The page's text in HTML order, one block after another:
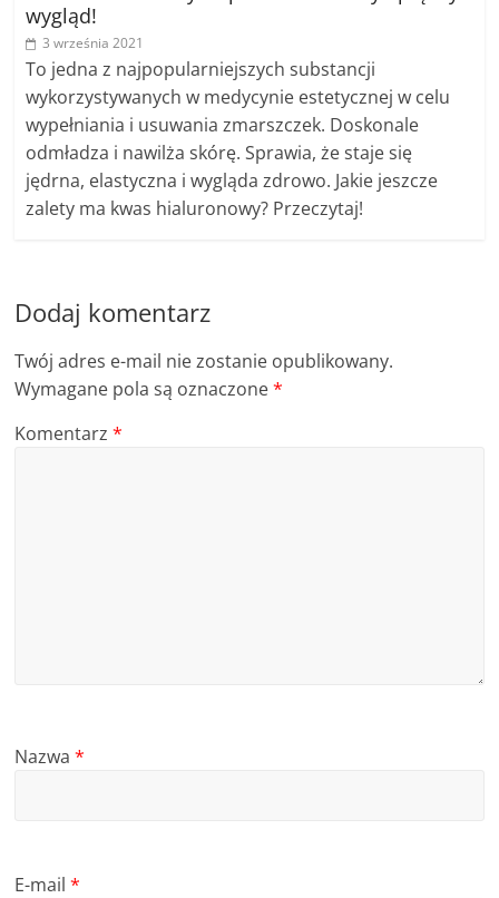
wygląd!
3 września 2021
To jedna z najpopularniejszych substancji
wykorzystywanych w medycynie estetycznej w celu
wypełniania i usuwania zmarszczek. Doskonale
odmładza i nawilża skórę. Sprawia, że staje się
jędrna, elastyczna i wygląda zdrowo. Jakie jeszcze
zalety ma kwas hialuronowy? Przeczytaj!
Dodaj komentarz
Twój adres e-mail nie zostanie opublikowany.
Wymagane pola są oznaczone*
Komentarz*
Nazwa*
E-mail*